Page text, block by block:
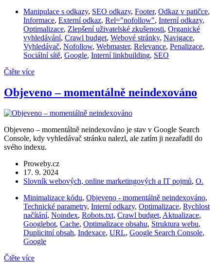
Manipulace s odkazy, SEO odkazy, Footer, Odkaz v patičce,
Informace, Externí odkaz, Rel="nofollow", Interní odkazy,
Optimalizace, Zlepšení uživatelské zkušenosti, Organické
vyhledávání, Crawl budget, Webové stránky, Navigace,
Vyhledávač, Nofollow, Webmaster, Relevance, Penalizace,
Sociální sítě, Google, Interní linkbuilding, SEO
Čtěte více
Objeveno – momentálně neindexováno
Objeveno – momentálně neindexováno je stav v Google Search
Console, kdy vyhledávač stránku nalezl, ale zatím ji nezařadil do
svého indexu.
Proweby.cz
17. 9. 2024
Slovník webových, online marketingových a IT pojmů, O.
Minimalizace kódu, Objeveno - momentálně neindexováno,
Technické parametry, Interní odkazy, Optimalizace, Rychlost
načítání, Noindex, Robots.txt, Crawl budget, Aktualizace,
Googlebot, Cache, Optimalizace obsahu, Struktura webu,
Duplicitní obsah, Indexace, URL, Google Search Console,
Google
Čtěte více